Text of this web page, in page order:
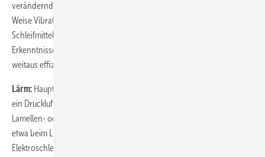
verändernde Unwucht der Schleifscheibe ausgleicht und auf diese
Weise Vibrationen dämpft. Gleichzeitig sinkt so auch der
Schleifmittelverbrauch, die Arbeit wird produktiver. Nach
Erkenntnissen der Atlas-Copco-Ergonomen wirkt dieses System
weitaus effizienter als etwa die Dämpfung durch spezielle Handgriffe.
Lärm: Hauptlärmquelle ist der Schleifvorgang selbst. Daneben erzeugt
ein Druckluftschleifer Motorgeräusche, unabhängig davon, ob ein
Lamellen- oder Turbinenmotor zum Einsatz kommt. Abhilfe schafft
etwa beim Luftauslass der Turbine ein Staudruck-Schalldämpfer. Bei
Elektroschleifern entstehen Eigengeräusche durch